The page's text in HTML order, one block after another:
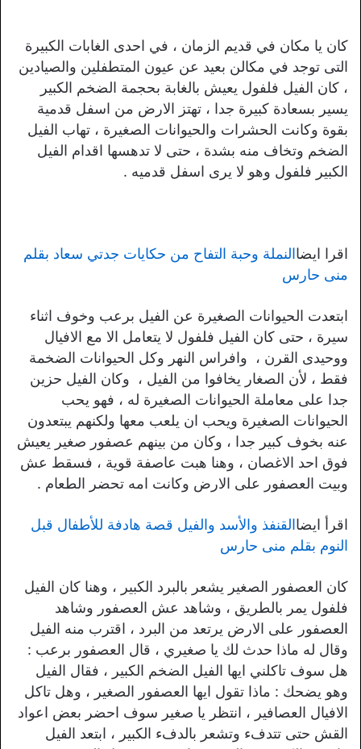
كان يا مكان في قديم الزمان ، في احدى الغابات الكبيرة
التى توجد في مكالن بعيد عن عيون المتطفلين والصيادين
، كان الفيل فلفول يعيش بالغابة بحجمة الضخم الكبير
يسير بسعادة كبيرة جدا ، تهتز الارض من اسفل قدمية
بقوة وكانت الحشرات والحيوانات الصغيرة ، تهاب الفيل
الضخم وتخاف منه بشدة ، حتى لا تدهسها اقدام الفيل
الكبير فلفول وهو لا يرى اسفل قدميه .
اقرا ايضاالنملة وحبة التفاح من حكايات جدتي سعاد بقلم
منى حارس
ابتعدت الحيوانات الصغيرة عن الفيل برعب وخوف اثناء
سيرة ، حتى كان الفيل فلفول لا يتعامل الا مع الافيال
ووحيدى القرن ، وافراس النهر وكل الحيوانات الضخمة
فقط ، لأن الصغار يخافوا من الفيل ، وكان الفيل حزين
جدا على معاملة الحيوانات الصغيرة له ، فهو يحب
الحيوانات الصغيرة ويحب ان يلعب معها ولكنهم يبتعدون
عنه بخوف كبير جدا ، وكان من بينهم عصفور صغير يعيش
فوق احد الاغصان ، وهنا هبت عاصفة قوية ، فسقط عش
وبيت العصفور على الارض وكانت امه تحضر الطعام .
اقرأ ايضاالقنفذ والأسد والفيل قصة هادفة للأطفال قبل
النوم بقلم منى حارس
كان العصفور الصغير يشعر بالبرد الكبير ، وهنا كان الفيل
فلفول يمر بالطريق ، وشاهد عش العصفور وشاهد
العصفور على الارض يرتعد من البرد ، اقترب منه الفيل
وقال له ماذا حدث لك يا صغيري ، قال العصفور برعب :
هل سوف تاكلني ايها الفيل الضخم الكبير ، فقال الفيل
وهو يضحك : ماذا تقول ايها العصفور الصغير ، وهل تاكل
الافيال العصافير ، انتظر يا صغير سوف احضر بعض اعواد
القش حتى تتدفء وتشعر بالدفء الكبير ، ابتعد الفيل